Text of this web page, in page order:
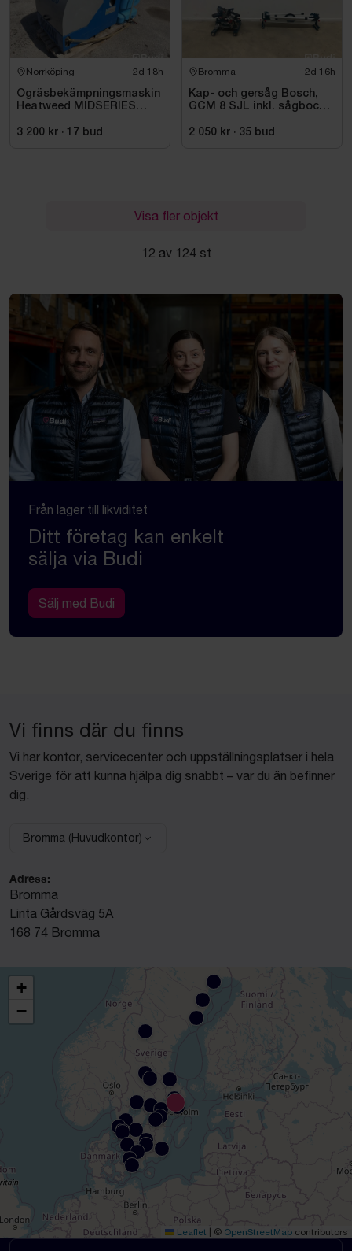
Norrköping 2d 18h
Ogräsbekämpningsmaskin
Heatweed MIDSERIES
3 200 kr · 17 bud
Bromma 2d 16h
Kap- och gersåg Bosch,
GCM 8 SJL inkl. sågbock
2 050 kr · 35 bud
Visa fler objekt
12 av 124 st
Från lager till likviditet
Ditt företag kan enkelt
sälja via Budi
Sälj med Budi
Vi finns där du finns
Vi har kontor, servicecenter och uppställningsplatser i hela
Sverige för att kunna hjälpa dig snabbt – var du än befinner
dig.
Välj anläggning:
Bromma (Huvudkontor)
Adress:
Bromma
Linta Gårdsväg 5A
168 74 Bromma
+
−
Leaflet © OpenStreetMap contributors